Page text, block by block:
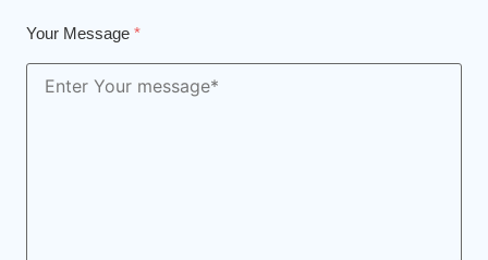
Your Message *